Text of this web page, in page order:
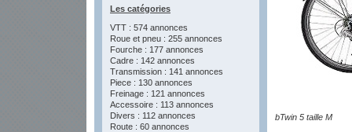
Les catégories
VTT : 574 annonces
Roue et pneu : 255 annonces
Fourche : 177 annonces
Cadre : 142 annonces
Transmission : 141 annonces
Piece : 130 annonces
Freinage : 121 annonces
Accessoire : 113 annonces
Divers : 112 annonces
Route : 60 annonces
bTwin 5 taille M